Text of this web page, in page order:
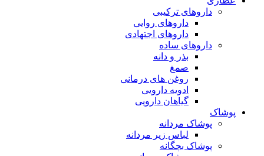
داروهای ترکیبی
داروهای روایی
داروهای اجتهادی
داروهای ساده
بذر و دانه
صمغ
روغن های درمانی
ادویه دارویی
گیاهان دارویی
پوشاک
پوشاک مردانه
لباس زیر مردانه
پوشاک بچگانه